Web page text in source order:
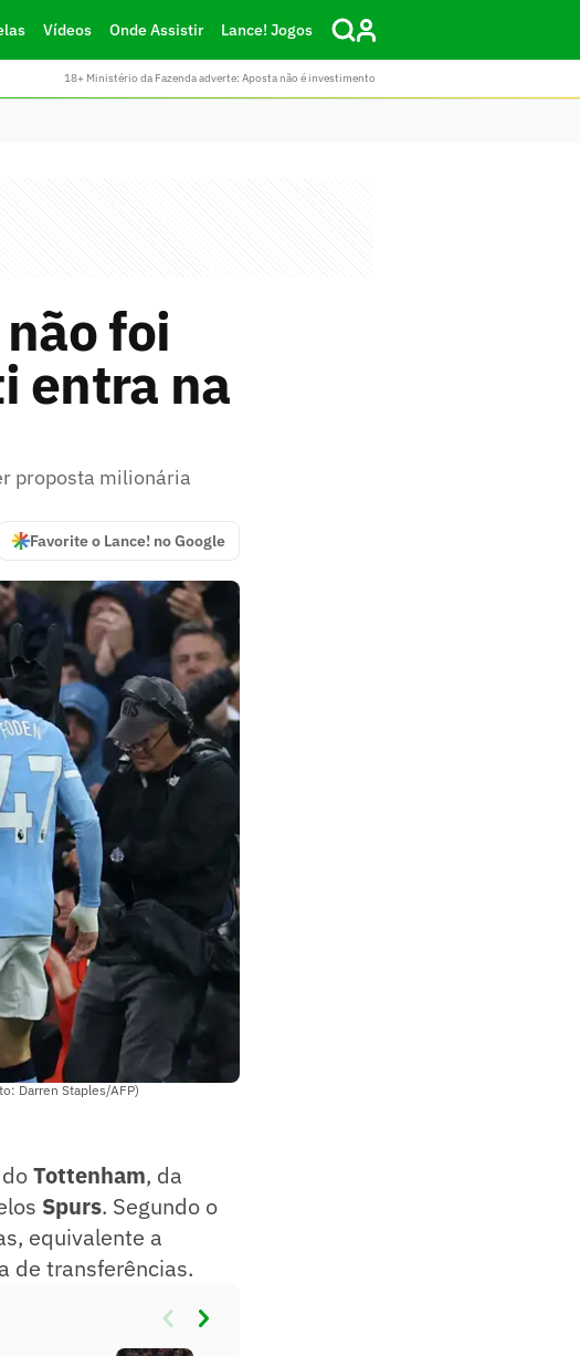
Vídeos Onde Assistir Lance! Jogos
18+ Ministério da Fazenda adverte: Aposta não é investimento
foi
entra na
proposta milionária
Favorite o Lance! no Google
Darren Staples/AFP)
Tottenham, da
Spurs. Segundo o
equivalente a
de transferências.